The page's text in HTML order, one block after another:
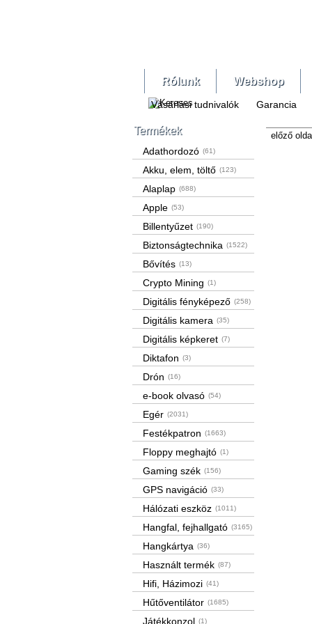
Rólunk Webshop
Vásárlási tudnivalók Garancia
Termékek
Adathordozó (61)
Akku, elem, töltő (123)
Alaplap (688)
Apple (53)
Billentyűzet (190)
Biztonságtechnika (1522)
Bővítés (13)
Crypto Mining (1)
Digitális fényképező (258)
Digitális kamera (35)
Digitális képkeret (7)
Diktafon (3)
Drón (16)
e-book olvasó (54)
Egér (2031)
Festékpatron (1663)
Floppy meghajtó (1)
Gaming szék (156)
GPS navigáció (33)
Hálózati eszköz (1011)
Hangfal, fejhallgató (3165)
Hangkártya (36)
Használt termék (87)
Hifi, Házimozi (41)
Hűtőventilátor (1685)
Játékkonzol (1)
előző